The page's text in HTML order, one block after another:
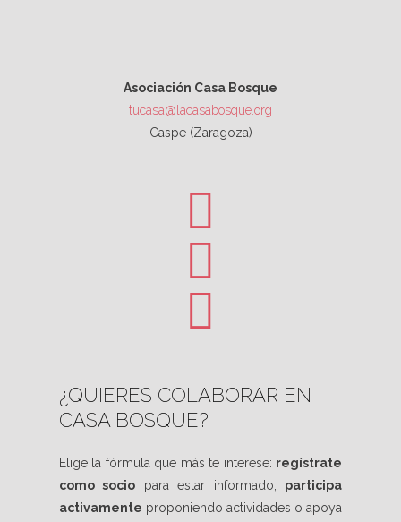
Asociación Casa Bosque
tucasa@lacasabosque.org
Caspe (Zaragoza)
¿QUIERES COLABORAR EN
CASA BOSQUE?
Elige la fórmula que más te interese: regístrate
como socio para estar informado, participa
activamente proponiendo actividades o apoya